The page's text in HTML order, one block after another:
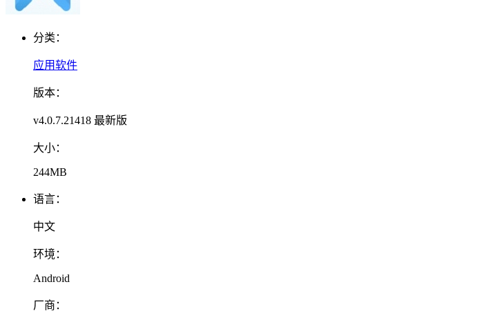
分类：
应用软件
版本：
v4.0.7.21418 最新版
大小：
244MB
语言：
中文
环境：
Android
厂商：